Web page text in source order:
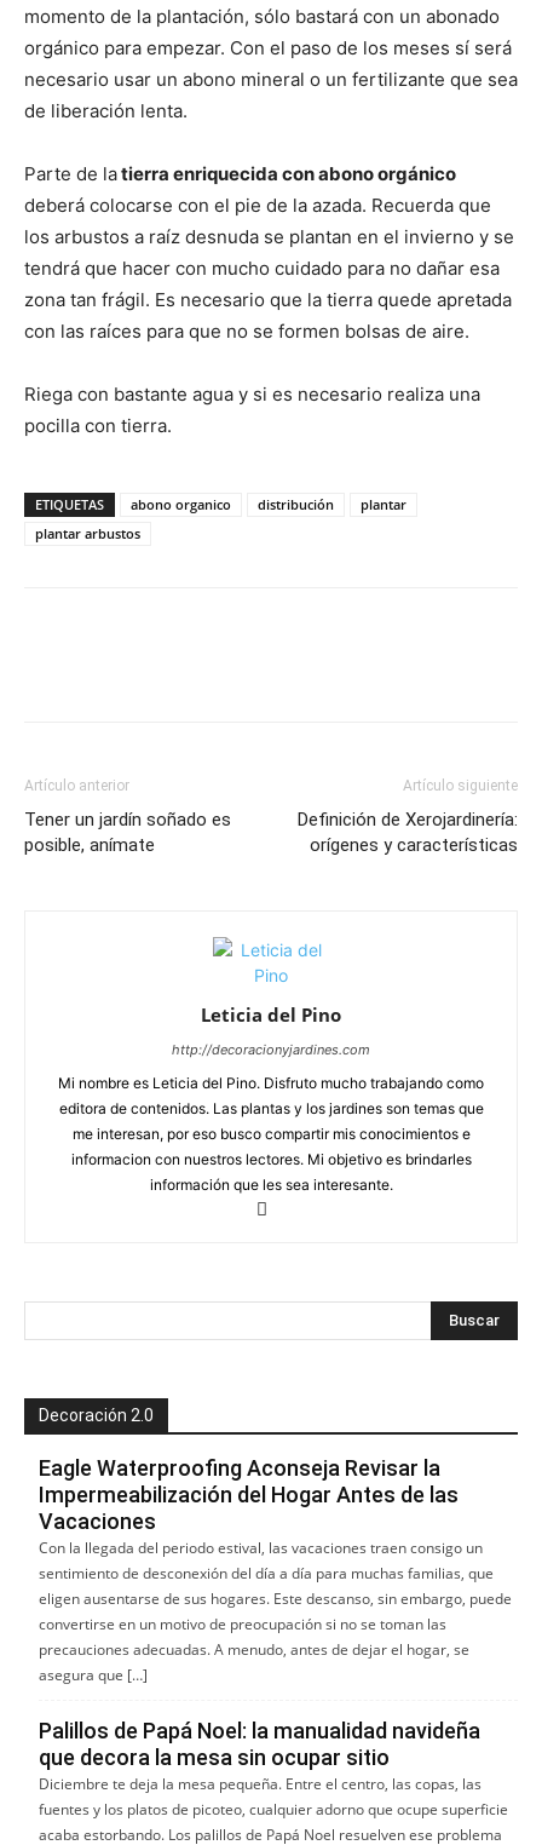
momento de la plantación, sólo bastará con un abonado
orgánico para empezar. Con el paso de los meses sí será
necesario usar un abono mineral o un fertilizante que sea
de liberación lenta.
Parte de latierra enriquecida con abono orgánico
deberá colocarse con el pie de la azada. Recuerda que
los arbustos a raíz desnuda se plantan en el invierno y se
tendrá que hacer con mucho cuidado para no dañar esa
zona tan frágil. Es necesario que la tierra quede apretada
con las raíces para que no se formen bolsas de aire.
Riega con bastante agua y si es necesario realiza una
pocilla con tierra.
ETIQUETAS abono organico distribución
plantar
plantar arbustos
Artículo anterior
Tener un jardín soñado es
posible, anímate
Artículo siguiente
Definición de Xerojardinería:
orígenes y características
Leticia del Pino
http://decoracionyjardines.com
Mi nombre es Leticia del Pino. Disfruto mucho trabajando como
editora de contenidos. Las plantas y los jardines son temas que
me interesan, por eso busco compartir mis conocimientos e
informacion con nuestros lectores. Mi objetivo es brindarles
información que les sea interesante.
Decoración 2.0
Eagle Waterproofing Aconseja Revisar la
Impermeabilización del Hogar Antes de las
Vacaciones
Con la llegada del periodo estival, las vacaciones traen consigo un
sentimiento de desconexión del día a día para muchas familias, que
eligen ausentarse de sus hogares. Este descanso, sin embargo, puede
convertirse en un motivo de preocupación si no se toman las
precauciones adecuadas. A menudo, antes de dejar el hogar, se
asegura que […]
Palillos de Papá Noel: la manualidad navideña
que decora la mesa sin ocupar sitio
Diciembre te deja la mesa pequeña. Entre el centro, las copas, las
fuentes y los platos de picoteo, cualquier adorno que ocupe superficie
acaba estorbando. Los palillos de Papá Noel resuelven ese problema